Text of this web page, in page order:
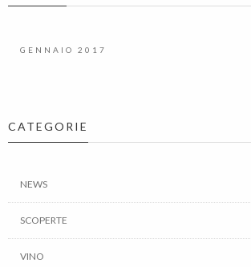
GENNAIO 2017
CATEGORIE
NEWS
SCOPERTE
VINO